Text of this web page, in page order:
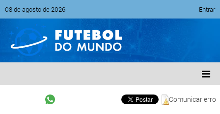
08 de agosto de 2026 Entrar
Comunicar erro